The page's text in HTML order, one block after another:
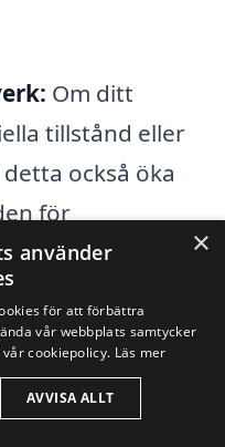
Om ditt
tillstånd eller
också öka
för
Priserna kan
lokala
och tillgången
×
använder
för att förbättra
vår webbplats samtycker
cookiepolicy. Läs mer
AVVISA ALLT